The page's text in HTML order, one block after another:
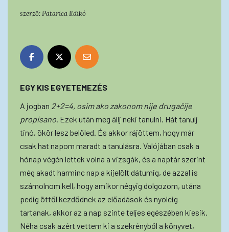
szerző:Patarica Ildikó
EGY KIS EGYETEMEZÉS
A jogban 2+2=4, osim ako zakonom nije drugačije
propisano . Ezek után meg állj neki tanulni. Hát tanulj
tinó, ökör lesz belőled. És akkor rájöttem, hogy már
csak hat napom maradt a tanulásra. Valójában csak a
hónap végén lettek volna a vizsgák, és a naptár szerint
még akadt harminc nap a kijelölt dátumig, de azzal is
számolnom kell, hogy amikor négyig dolgozom, utána
pedig öttől kezdődnek az előadások és nyolcig
tartanak, akkor az a nap szinte teljes egészében kiesik.
Néha csak azért vettem ki a szekrényből a könyvet,